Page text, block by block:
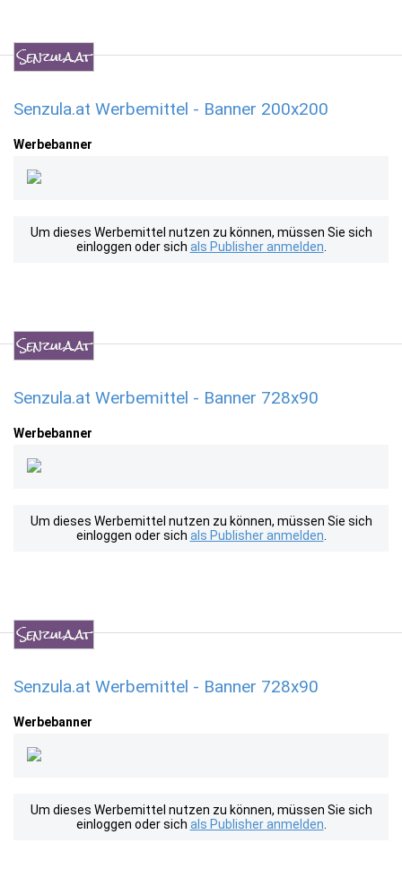
Senzula.at Werbemittel - Banner 200x200
Werbebanner
Um dieses Werbemittel nutzen zu können, müssen Sie sich
einloggen oder sich als Publisher anmelden
Senzula.at Werbemittel - Banner 728x90
Werbebanner
Um dieses Werbemittel nutzen zu können, müssen Sie sich
einloggen oder sich als Publisher anmelden
Senzula.at Werbemittel - Banner 728x90
Werbebanner
Um dieses Werbemittel nutzen zu können, müssen Sie sich
einloggen oder sich als Publisher anmelden